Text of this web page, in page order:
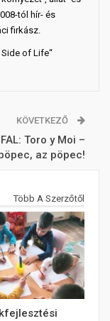
tól hír- és
firkász.
of Life“
KÖVETKEZŐ
Toro y Moi –
az pöpec!
Több A Szerzőtől